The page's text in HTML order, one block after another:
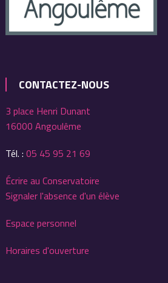
CONTACTEZ-NOUS
3 place Henri Dunant
16000 Angoulême
Tél. : 05 45 95 21 69
Écrire au Conservatoire
Signaler l'absence d'un élève
Espace personnel
Horaires d'ouverture